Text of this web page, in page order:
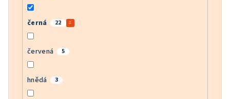
černá 22
červená 5
hnědá 3